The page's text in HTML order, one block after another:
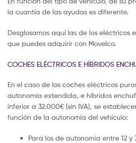
la cuantía de las ayudas es diferente.
Desglosamos aquí las de los eléctricos
que puedes adquirir con Movelco.
COCHES ELÉCTRICOS E HÍBRIDOS
En el caso de los coches eléctricos
autonomía extendida, e híbridos
inferior a 32.000€ (sin IVA), se
función de la autonomía del vehículo:
Para los de autonomía entre 12